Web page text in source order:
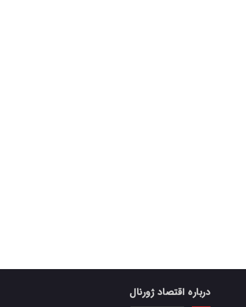
درباره اقتصاد ژورنال